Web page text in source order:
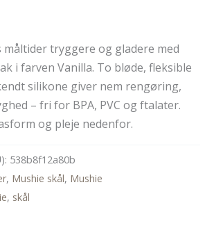
måltider tryggere og gladere med
i farven Vanilla. To bløde, fleksible
silikone giver nem rengøring,
– fri for BPA, PVC og ftalater.
og pleje nedenfor.
538b8f12a80b
, Mushie skål, Mushie
, skål